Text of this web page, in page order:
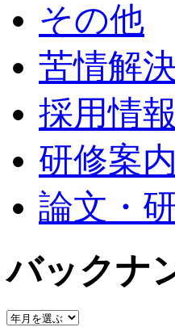
その他
苦情解
採用情報
研修案内
論文・
バックナ